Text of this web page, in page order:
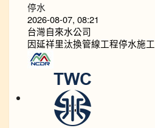
停水
2026-08-07, 08:21
台灣自來水公司
因延祥里汰換管線工程停水施工